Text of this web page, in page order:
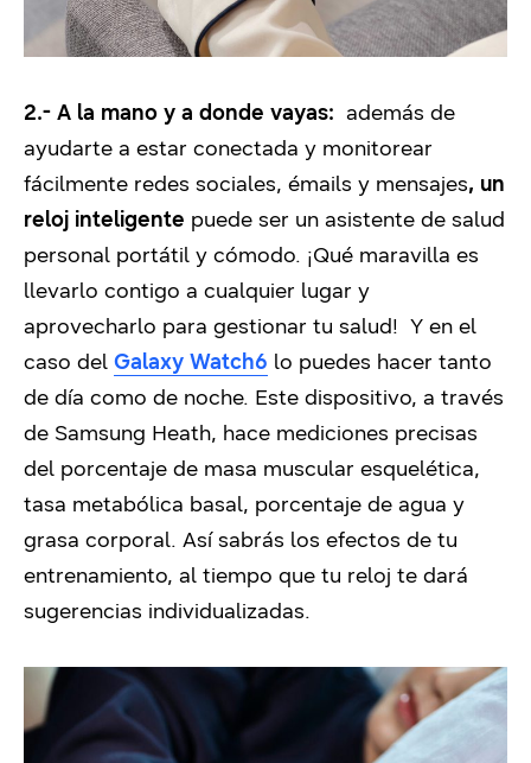
2.- A la mano y a donde vayas: además de
ayudarte a estar conectada y monitorear
fácilmente redes sociales, émails y mensajes, un
reloj inteligente puede ser un asistente de salud
personal portátil y cómodo. ¡Qué maravilla es
llevarlo contigo a cualquier lugar y
aprovecharlo para gestionar tu salud! Y en el
caso del Galaxy Watch6 lo puedes hacer tanto
de día como de noche. Este dispositivo, a través
de Samsung Heath, hace mediciones precisas
del porcentaje de masa muscular esquelética,
tasa metabólica basal, porcentaje de agua y
grasa corporal. Así sabrás los efectos de tu
entrenamiento, al tiempo que tu reloj te dará
sugerencias individualizadas.